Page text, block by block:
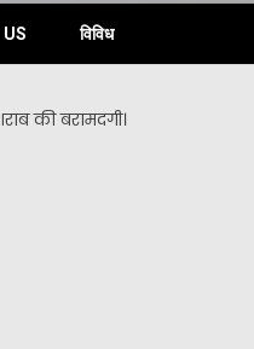
विविध
की बरामदगी।